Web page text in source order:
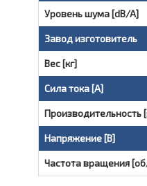
Уровень шума [dB/A]
Завод изготовитель
Вес [кг]
Сила тока [A]
Производительность
Напряжение [В]
Частота вращения